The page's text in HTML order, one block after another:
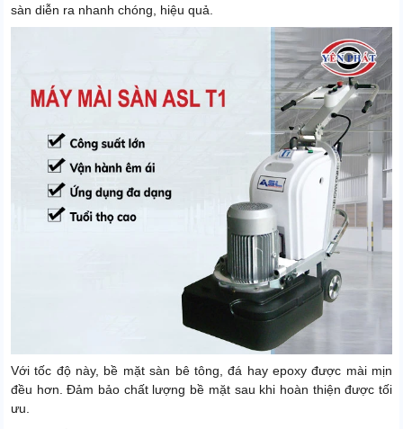
sàn diễn ra nhanh chóng, hiệu quả.
Với tốc độ này, bề mặt sàn bê tông, đá hay epoxy được mài mịn
đều hơn. Đảm bảo chất lượng bề mặt sau khi hoàn thiện được tối
ưu.